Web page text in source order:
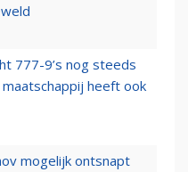
777-9’s nog steeds
heeft ook
mogelijk ontsnapt